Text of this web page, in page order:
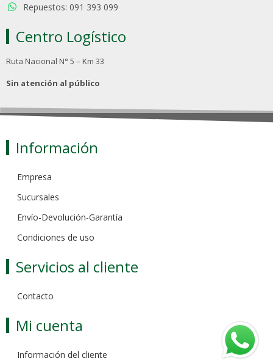
Repuestos: 091 393 099
Centro Logístico
Ruta Nacional N° 5 – Km 33
Sin atención al público
Información
Empresa
Sucursales
Envío-Devolución-Garantía
Condiciones de uso
Servicios al cliente
Contacto
Mi cuenta
Información del cliente